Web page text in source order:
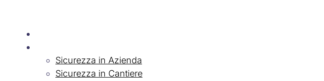
Sicurezza in Azienda
Sicurezza in Cantiere